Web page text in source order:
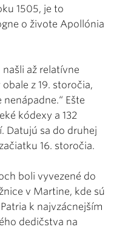
1505, je to
o živote Apollónia
našli až relatívne
z 19. storočia,
Ešte
kódexy a 132
Datujú sa do druhej
16. storočia.
boli vyvezené do
v Martine, kde sú
k najvzácnejším
dedičstva na